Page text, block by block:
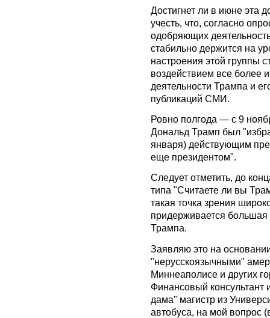
Достигнет ли в июне эта
учесть, что, согласно
одобряющих
стабильно держится на
настроения этой группы
воздействием все более
деятельности Трампа и
публикаций СМИ.
Ровно полгода — с 9
Дональд Трамп был
января) действующим
еще президентом".
Следует отметить, до
типа "Считаете ли вы
такая точка зрения
придерживается большая
Трампа.
Заявляю это на
"нерусскоязычными"
Миннеаполисе и других
Финансовый консультант
дама" магистр из
автобуса, на мой